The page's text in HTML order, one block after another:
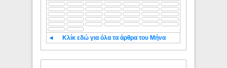
◄ Κλίκ εδώ για όλα τα άρθρα του Μήνα